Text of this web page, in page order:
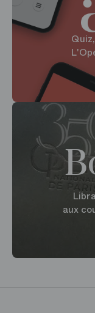
aux